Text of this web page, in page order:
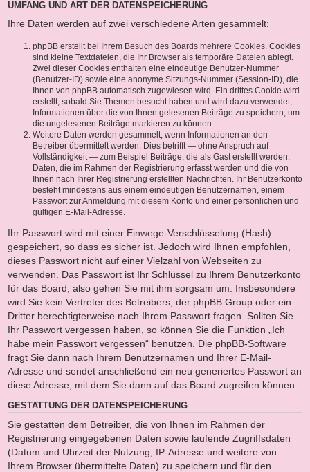
UMFANG UND ART DER DATENSPEICHERUNG
Ihre Daten werden auf zwei verschiedene Arten gesammelt:
phpBB erstellt bei Ihrem Besuch des Boards mehrere Cookies. Cookies
sind kleine Textdateien, die Ihr Browser als temporäre Dateien ablegt.
Zwei dieser Cookies enthalten eine eindeutige Benutzer-Nummer
(Benutzer-ID) sowie eine anonyme Sitzungs-Nummer (Session-ID), die
Ihnen von phpBB automatisch zugewiesen wird. Ein drittes Cookie wird
erstellt, sobald Sie Themen besucht haben und wird dazu verwendet,
Informationen über die von Ihnen gelesenen Beiträge zu speichern, um
die ungelesenen Beiträge markieren zu können.
Weitere Daten werden gesammelt, wenn Informationen an den
Betreiber übermittelt werden. Dies betrifft — ohne Anspruch auf
Vollständigkeit — zum Beispiel Beiträge, die als Gast erstellt werden,
Daten, die im Rahmen der Registrierung erfasst werden und die von
Ihnen nach Ihrer Registrierung erstellten Nachrichten. Ihr Benutzerkonto
besteht mindestens aus einem eindeutigen Benutzernamen, einem
Passwort zur Anmeldung mit diesem Konto und einer persönlichen und
gültigen E-Mail-Adresse.
Ihr Passwort wird mit einer Einwege-Verschlüsselung (Hash)
gespeichert, so dass es sicher ist. Jedoch wird Ihnen empfohlen,
dieses Passwort nicht auf einer Vielzahl von Webseiten zu
verwenden. Das Passwort ist Ihr Schlüssel zu Ihrem Benutzerkonto
für das Board, also gehen Sie mit ihm sorgsam um. Insbesondere
wird Sie kein Vertreter des Betreibers, der phpBB Group oder ein
Dritter berechtigterweise nach Ihrem Passwort fragen. Sollten Sie
Ihr Passwort vergessen haben, so können Sie die Funktion „Ich
habe mein Passwort vergessen“ benutzen. Die phpBB-Software
fragt Sie dann nach Ihrem Benutzernamen und Ihrer E-Mail-
Adresse und sendet anschließend ein neu generiertes Passwort an
diese Adresse, mit dem Sie dann auf das Board zugreifen können.
GESTATTUNG DER DATENSPEICHERUNG
Sie gestatten dem Betreiber, die von Ihnen im Rahmen der
Registrierung eingegebenen Daten sowie laufende Zugriffsdaten
(Datum und Uhrzeit der Nutzung, IP-Adresse und weitere von
Ihrem Browser übermittelte Daten) zu speichern und für den